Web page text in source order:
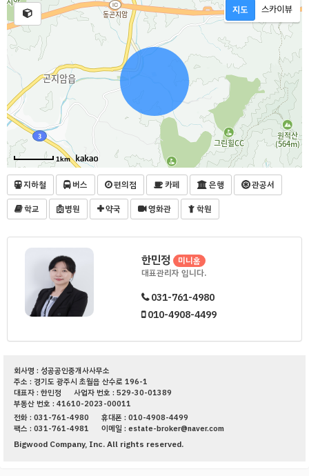
1km
지하철 버스 편의점 카페 은행
관공서
학교
병원 약국 영화관 학원
한민정 미니홈
대표관리자 입니다.
031-761-4980
010-4908-4499
회사명 : 성공공인중개사사무소
주소 : 경기도 광주시 초월읍 산수로 196-1
대표자 : 한민정
사업자 번호 : 529-30-01389
부동산 번호 : 41610-2023-00011
전화 : 031-761-4980
휴대폰 : 010-4908-4499
팩스 : 031-761-4981
이메일 : estate-broker@naver.com
Bigwood Company, Inc. All rights reserved.